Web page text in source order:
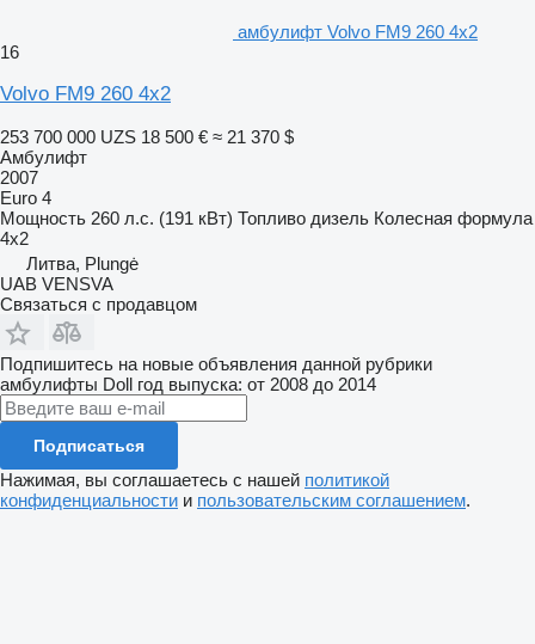
амбулифт Volvo FM9 260 4x2
16
Volvo FM9 260 4x2
253 700 000 UZS 18 500 € ≈ 21 370 $
Амбулифт
2007
Euro 4
Мощность 260 л.с. (191 кВт) Топливо дизель Колесная формула
4x2
Литва, Plungė
UAB VENSVA
Связаться с продавцом
Подпишитесь на новые объявления данной рубрики
амбулифты Doll год выпуска: от 2008 до 2014
Подписаться
Нажимая, вы соглашаетесь с нашей политикой
конфиденциальности и пользовательским соглашением.